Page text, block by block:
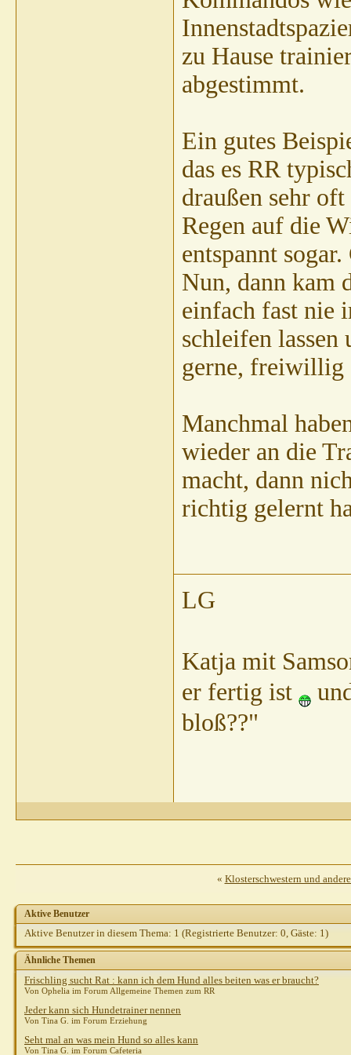
AW: Kann JEDER Hund ALLES...27.09.2010,18:33
AW: Kann JEDER Hund ALLES...28.09.2010,10:04
AW: Kann JEDER Hund ALLES... 28.09.2010,
zu Hause
abgestimmt.
Ein gutes
das es RR
draußen sehr
Regen auf die
entspannt
Nun, dann kam
einfach fast nie
schleifen lassen
gerne, freiwillig
Manchmal
wieder an die
macht, dann
richtig gelernt
LG
Katja mit
er fertig ist
bloß??"
« Klosterschwestern und
Aktive Benutzer
Aktive Benutzer in diesem Thema: 1 (Registrierte Benutzer: 0, Gäste: 1)
Ähnliche Themen
Frischling sucht Rat : kann ich dem Hund alles beiten was er braucht?
Von Ophelia im Forum Allgemeine Themen zum RR
Jeder kann sich Hundetrainer nennen
Von Tina G. im Forum Erziehung
Seht mal an was mein Hund so alles kann
Von Tina G. im Forum Cafeteria